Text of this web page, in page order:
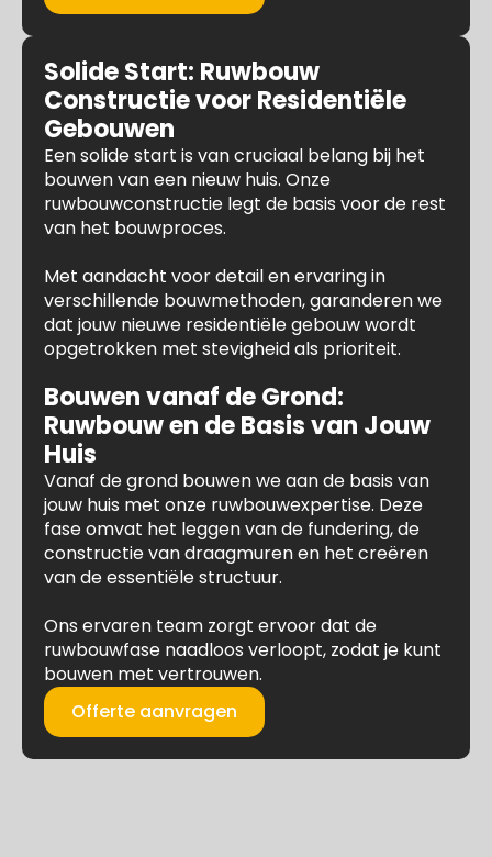
Solide Start: Ruwbouw
Constructie voor Residentiële
Gebouwen
Een solide start is van cruciaal belang bij het
bouwen van een nieuw huis. Onze
ruwbouwconstructie legt de basis voor de rest
van het bouwproces.
Met aandacht voor detail en ervaring in
verschillende bouwmethoden, garanderen we
dat jouw nieuwe residentiële gebouw wordt
opgetrokken met stevigheid als prioriteit.
Bouwen vanaf de Grond:
Ruwbouw en de Basis van Jouw
Huis
Vanaf de grond bouwen we aan de basis van
jouw huis met onze ruwbouwexpertise. Deze
fase omvat het leggen van de fundering, de
constructie van draagmuren en het creëren
van de essentiële structuur.
Ons ervaren team zorgt ervoor dat de
ruwbouwfase naadloos verloopt, zodat je kunt
bouwen met vertrouwen.
Offerte aanvragen